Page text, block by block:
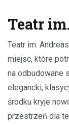
Teatr
Teatr im.
miejsc, które
na odbudowane
elegancki,
środku kryje
przestrzeń dla